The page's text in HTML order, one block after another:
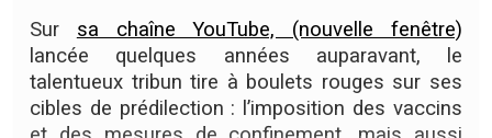
Sur sa chaîne YouTube, (nouvelle fenêtre)
lancée quelques années auparavant, le
talentueux tribun tire à boulets rouges sur ses
cibles de prédilection : l’imposition des vaccins